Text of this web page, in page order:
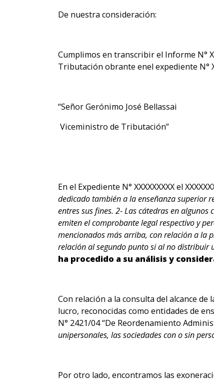
De nuestra consideración:
Cumplimos en transcribir el Informe N°
Tributación obrante enel expediente N°
“Señor Gerónimo José Bellassai
Viceministro de Tributación”
En el Expediente N° XXXXXXXXX el
dedicado también a la enseñanza superior
entres sus fines. 2- Las cátedras en
emiten el comprobante legal respectivo y
mencionados más arriba, con relación a la
relación al segundo punto si al no distribuir
ha procedido a su análisis y
Con relación a la consulta del alcance
lucro, reconocidas como entidades de
N° 2421/04 “De Reordenamiento
unipersonales, las sociedades con o sin
Por otro lado, encontramos las